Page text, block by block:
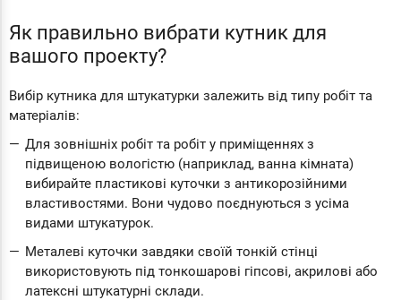
Як правильно вибрати кутник для
вашого проекту?
Вибір кутника для штукатурки залежить від типу робіт та
матеріалів:
Для зовнішніх робіт та робіт у приміщеннях з
підвищеною вологістю (наприклад, ванна кімната)
вибирайте пластикові куточки з антикорозійними
властивостями. Вони чудово поєднуються з усіма
видами штукатурок.
Металеві куточки завдяки своїй тонкій стінці
використовують під тонкошарові гіпсові, акрилові або
латексні штукатурні склади.